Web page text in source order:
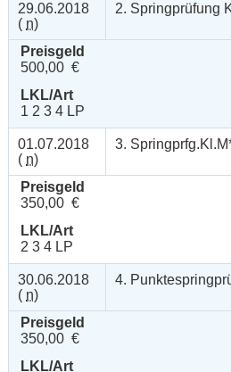
29.06.2018
( n)
2. Springprüfung
Preisgeld
500,00 €
LKL/Art
1 2 3 4 LP
01.07.2018
( n)
3.
Preisgeld
350,00 €
LKL/Art
2 3 4 LP
30.06.2018
( n)
4.
Preisgeld
350,00 €
LKL/Art